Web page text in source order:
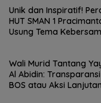
Unik dan Inspiratif!
HUT SMAN 1
Usung Tema
Wali Murid Tantang
Al Abidin:
BOS atau Aksi